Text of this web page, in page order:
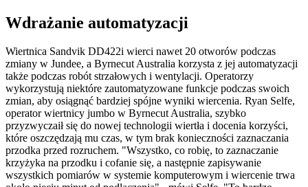
Wdrażanie automatyzacji
Wiertnica Sandvik DD422i wierci nawet 20 otworów podczas
zmiany w Jundee, a Byrnecut Australia korzysta z jej automatyzacji
także podczas robót strzałowych i wentylacji. Operatorzy
wykorzystują niektóre zautomatyzowane funkcje podczas swoich
zmian, aby osiągnąć bardziej spójne wyniki wiercenia. Ryan Selfe,
operator wiertnicy jumbo w Byrnecut Australia, szybko
przyzwyczaił się do nowej technologii wiertła i docenia korzyści,
które oszczędzają mu czas, w tym brak konieczności zaznaczania
przodka przed rozruchem. "Wszystko, co robię, to zaznaczanie
krzyżyka na przodku i cofanie się, a następnie zapisywanie
wszystkich pomiarów w systemie komputerowym i wiercenie trwa